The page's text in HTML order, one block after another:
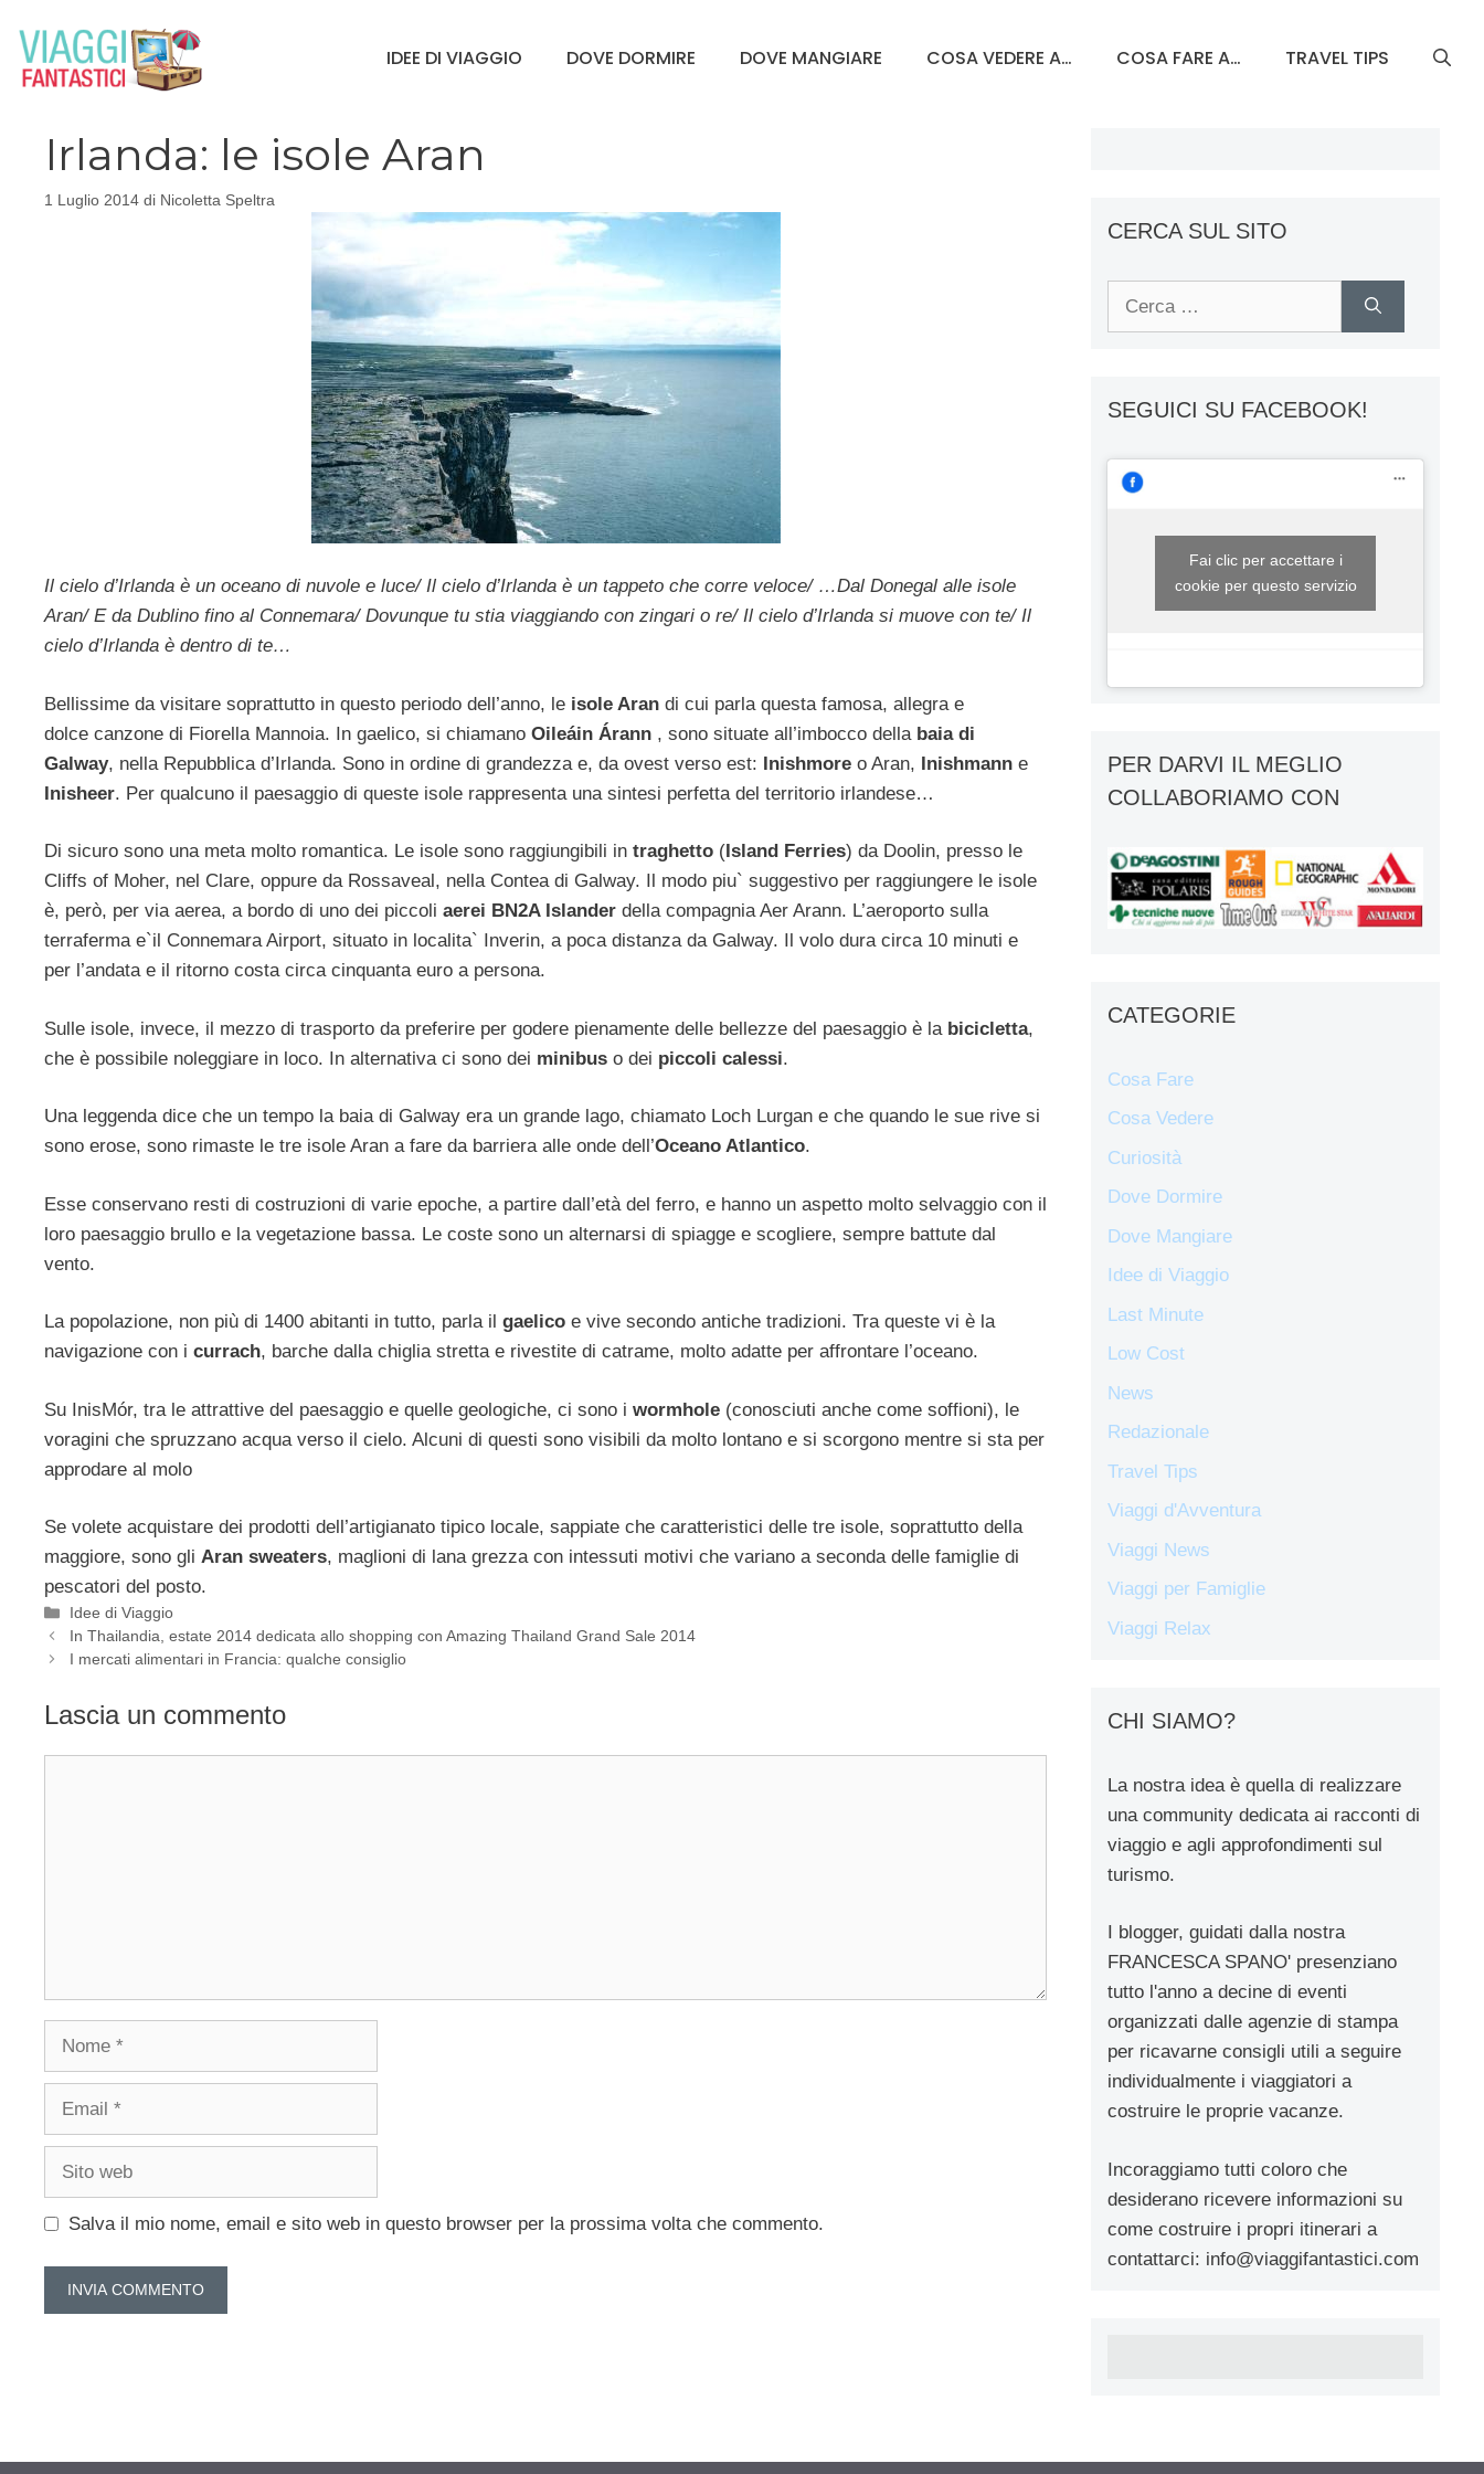
contenuto
IDEE DI VIAGGIO DOVE DORMIRE DOVE MANGIARE COSA VEDERE A… COSA FARE A… TRAVEL TIPS
Irlanda: le isole Aran
1 Luglio 2014 di Nicoletta Speltra
Il cielo d’Irlanda è un oceano di nuvole e luce/ Il cielo d’Irlanda è un tappeto che corre veloce/ …Dal Donegal alle isole
Aran/ E da Dublino fino al Connemara/ Dovunque tu stia viaggiando con zingari o re/ Il cielo d’Irlanda si muove con te/ Il
cielo d’Irlanda è dentro di te…
Bellissime da visitare soprattutto in questo periodo dell’anno, le isole Aran di cui parla questa famosa, allegra e
dolce canzone di Fiorella Mannoia. In gaelico, si chiamano Oileáin Árann , sono situate all’imbocco della baia di
Galway, nella Repubblica d’Irlanda. Sono in ordine di grandezza e, da ovest verso est: Inishmore o Aran, Inishmann e
Inisheer. Per qualcuno il paesaggio di queste isole rappresenta una sintesi perfetta del territorio irlandese…
Di sicuro sono una meta molto romantica. Le isole sono raggiungibili in traghetto ( Island Ferries) da Doolin, presso le
Cliffs of Moher, nel Clare, oppure da Rossaveal, nella Contea di Galway. Il modo piu` suggestivo per raggiungere le isole
è, però, per via aerea, a bordo di uno dei piccoli aerei BN2A Islander della compagnia Aer Arann. L’aeroporto sulla
terraferma e`il Connemara Airport, situato in localita` Inverin, a poca distanza da Galway. Il volo dura circa 10 minuti e
per l’andata e il ritorno costa circa cinquanta euro a persona.
Sulle isole, invece, il mezzo di trasporto da preferire per godere pienamente delle bellezze del paesaggio è la bicicletta,
che è possibile noleggiare in loco. In alternativa ci sono dei minibus o dei piccoli calessi.
Una leggenda dice che un tempo la baia di Galway era un grande lago, chiamato Loch Lurgan e che quando le sue rive si
sono erose, sono rimaste le tre isole Aran a fare da barriera alle onde dell’Oceano Atlantico.
Esse conservano resti di costruzioni di varie epoche, a partire dall’età del ferro, e hanno un aspetto molto selvaggio con il
loro paesaggio brullo e la vegetazione bassa. Le coste sono un alternarsi di spiagge e scogliere, sempre battute dal
vento.
La popolazione, non più di 1400 abitanti in tutto, parla il gaelico e vive secondo antiche tradizioni. Tra queste vi è la
navigazione con i currach, barche dalla chiglia stretta e rivestite di catrame, molto adatte per affrontare l’oceano.
Su InisMór, tra le attrattive del paesaggio e quelle geologiche, ci sono i wormhole (conosciuti anche come soffioni), le
voragini che spruzzano acqua verso il cielo. Alcuni di questi sono visibili da molto lontano e si scorgono mentre si sta per
approdare al molo
Se volete acquistare dei prodotti dell’artigianato tipico locale, sappiate che caratteristici delle tre isole, soprattutto della
maggiore, sono gli Aran sweaters, maglioni di lana grezza con intessuti motivi che variano a seconda delle famiglie di
pescatori del posto.
Categorie
Idee di Viaggio
In Thailandia, estate 2014 dedicata allo shopping con Amazing Thailand Grand Sale 2014
I mercati alimentari in Francia: qualche consiglio
Lascia un commento
Nome
Email
Sito
Salva il mio nome, email e sito web in questo browser per la prossima volta che commento.
CERCA SUL SITO
SEGUICI SU FACEBOOK!
Fai clic per accettare i
cookie per questo servizio
PER DARVI IL MEGLIO
COLLABORIAMO CON
CATEGORIE
Cosa Fare
Cosa Vedere
Curiosità
Dove Dormire
Dove Mangiare
Idee di Viaggio
Last Minute
Low Cost
News
Redazionale
Travel Tips
Viaggi d'Avventura
Viaggi News
Viaggi per Famiglie
Viaggi Relax
CHI SIAMO?
La nostra idea è quella di realizzare
una community dedicata ai racconti di
viaggio e agli approfondimenti sul
turismo.
I blogger, guidati dalla nostra
FRANCESCA SPANO' presenziano
tutto l'anno a decine di eventi
organizzati dalle agenzie di stampa
per ricavarne consigli utili a seguire
individualmente i viaggiatori a
costruire le proprie vacanze.
Incoraggiamo tutti coloro che
desiderano ricevere informazioni su
come costruire i propri itinerari a
contattarci: info@viaggifantastici.com